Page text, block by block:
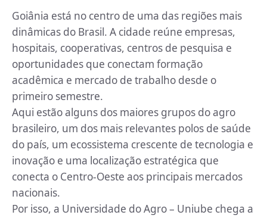
Goiânia está no centro de uma das regiões mais
dinâmicas do Brasil. A cidade reúne empresas,
hospitais, cooperativas, centros de pesquisa e
oportunidades que conectam formação
acadêmica e mercado de trabalho desde o
primeiro semestre.
Aqui estão alguns dos maiores grupos do agro
brasileiro, um dos mais relevantes polos de saúde
do país, um ecossistema crescente de tecnologia e
inovação e uma localização estratégica que
conecta o Centro-Oeste aos principais mercados
nacionais.
Por isso, a Universidade do Agro – Uniube chega a